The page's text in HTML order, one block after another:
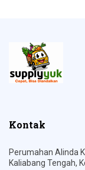
Kontak
Perumahan Alinda
Kaliabang Tengah,